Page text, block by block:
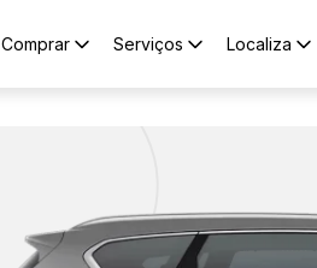
Comprar Serviços Localiza